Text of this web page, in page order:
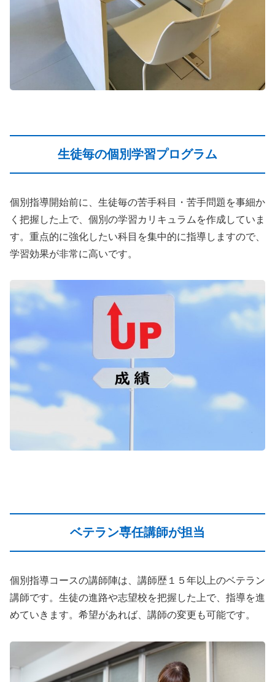
生徒毎の個別学習プログラム
個別指導開始前に、生徒毎の苦手科目・苦手問題を事細か
く把握した上で、個別の学習カリキュラムを作成していま
す。重点的に強化したい科目を集中的に指導しますので、
学習効果が非常に高いです。
ベテラン専任講師が担当
個別指導コースの講師陣は、講師歴１５年以上のベテラン
講師です。生徒の進路や志望校を把握した上で、指導を進
めていきます。希望があれば、講師の変更も可能です。